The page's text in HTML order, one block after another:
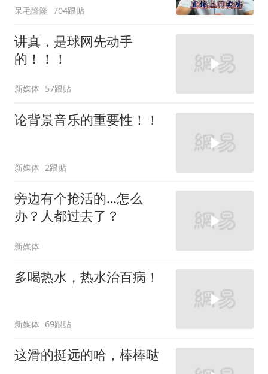
呆毛隆隆 704跟贴
讲真，是球网先动手
的！！！
新媒体 57跟贴
论背景音乐的重要性！！
新媒体 2跟贴
旁边有个抢活的…怎么
办？人都过去了？
新媒体
多喝热水，热水治百病！
新媒体 69跟贴
这滑的挺远的哈，棒棒哒